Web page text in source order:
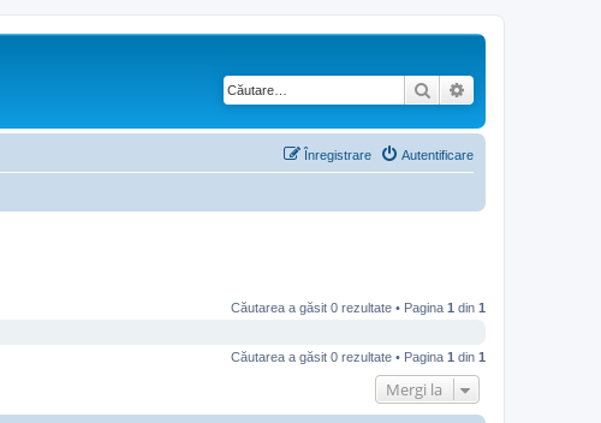
Căutare
Autentificare
Înregistrare
Căutarea a găsit 0 rezultate • Pagina 1 din 1
Căutarea a găsit 0 rezultate • Pagina 1 din 1
Mergi la